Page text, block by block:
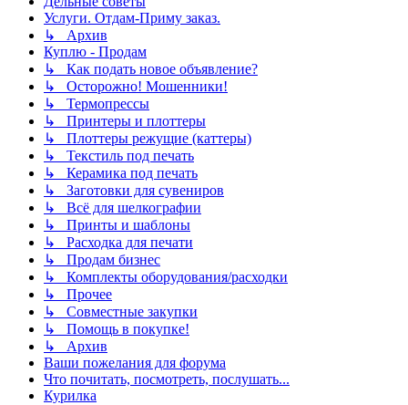
Услуги. Отдам-Приму заказ.
↳ Архив
Куплю - Продам
↳ Как подать новое объявление?
↳ Осторожно! Мошенники!
↳ Термопрессы
↳ Принтеры и плоттеры
↳ Плоттеры режущие (каттеры)
↳ Текстиль под печать
↳ Керамика под печать
↳ Заготовки для сувениров
↳ Всё для шелкографии
↳ Принты и шаблоны
↳ Расходка для печати
↳ Продам бизнес
↳ Комплекты оборудования/расходки
↳ Прочее
↳ Совместные закупки
↳ Помощь в покупке!
↳ Архив
Ваши пожелания для форума
Что почитать, посмотреть, послушать...
Курилка